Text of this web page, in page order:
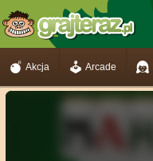
Akcja Arcade